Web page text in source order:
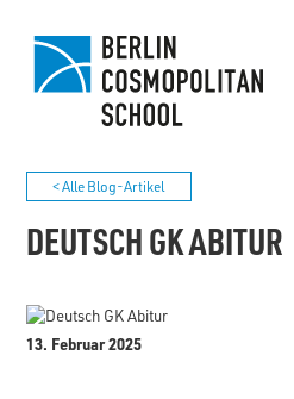
< Alle Blog-Artikel
DEUTSCH GK ABITUR
13. Februar 2025